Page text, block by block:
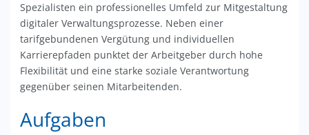
Spezialisten ein professionelles Umfeld zur Mitgestaltung
digitaler Verwaltungsprozesse. Neben einer
tarifgebundenen Vergütung und individuellen
Karrierepfaden punktet der Arbeitgeber durch hohe
Flexibilität und eine starke soziale Verantwortung
gegenüber seinen Mitarbeitenden.
Aufgaben